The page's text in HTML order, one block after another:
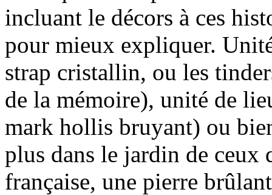
incluant le décors à ces
pour mieux expliquer.
strap cristallin, ou les
de la mémoire), unité de
mark hollis bruyant) ou
plus dans le jardin de ceux
française, une pierre